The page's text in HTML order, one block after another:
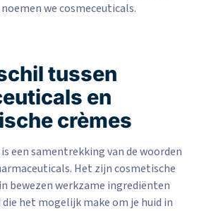
we cosmeceuticals.
tussen
en
crèmes
een samentrekking van de woorden
Het zijn cosmetische
bewezen werkzame ingrediënten
het mogelijk make om je huid in